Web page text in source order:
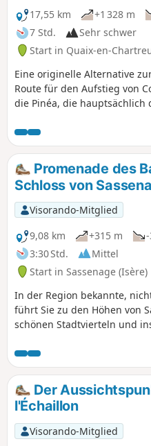
17,55 km
+1 328 m
7 Std.
Sehr schwer
Start in Quaix-en-
Eine originelle Alternative
Route für den Aufstieg von
die Pinéa, die hauptsächlich
der Kühle des Waldes ist
im Sommer ideal. Der 360°-
vom Gipfel der Pinéa auf die
Belledonne und den Vercors
atemberaubend.
Promenade des
Schloss von
Visorando-Mitglied
9,08 km
+315 m
3:30 Std.
Mittel
Start in Sassenage (Isère)
In der Region bekannte,
führt Sie zu den Höhen von
schönen Stadtvierteln und
späten 19. Jahrhundert:
Artilleriegeschütze entfernt
über ihre frühere Funktion.
Der
l'Échaillon
Visorando-Mitglied